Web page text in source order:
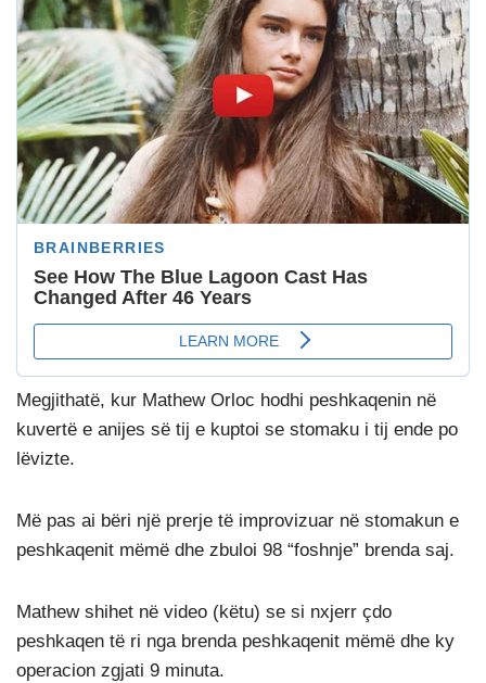
Megjithatë, kur Mathew Orloc hodhi peshkaqenin në
kuvertë e anijes së tij e kuptoi se stomaku i tij ende po
lëvizte.
Më pas ai bëri një prerje të improvizuar në stomakun e
peshkaqenit mëmë dhe zbuloi 98 “foshnje” brenda saj.
Mathew shihet në video (këtu) se si nxjerr çdo
peshkaqen të ri nga brenda peshkaqenit mëmë dhe ky
operacion zgjati 9 minuta.